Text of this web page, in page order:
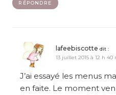
RÉPONDRE
lafeebiscotte dit :
13 juillet 2015 à 12 h 40
J’ai essayé les menus
en faite. Le moment